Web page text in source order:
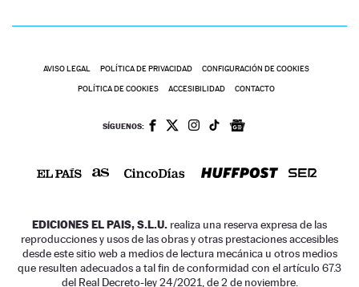
AVISO LEGAL POLÍTICA DE PRIVACIDAD CONFIGURACIÓN DE COOKIES
POLÍTICA DE COOKIES ACCESIBILIDAD CONTACTO
SÍGUENOS:
EDICIONES EL PAIS, S.L.U. realiza una reserva expresa de las
reproducciones y usos de las obras y otras prestaciones accesibles
desde este sitio web a medios de lectura mecánica u otros medios
que resulten adecuados a tal fin de conformidad con el artículo 67.3
del Real Decreto-ley 24/2021, de 2 de noviembre.